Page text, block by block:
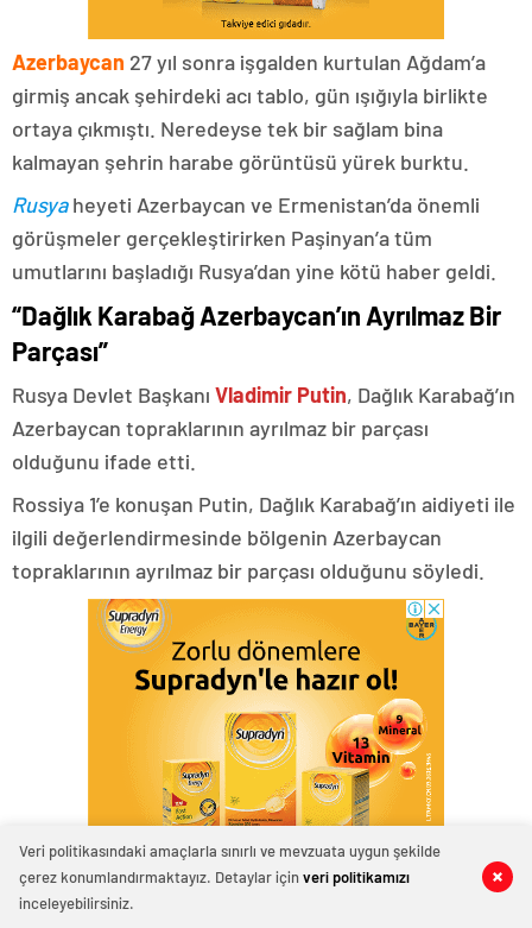
0 0
0 0
0 0
Azerbaycan 27 yıl sonra işgalden kurtulan Ağdam’a
girmiş ancak şehirdeki acı tablo, gün ışığıyla birlikte
ortaya çıkmıştı. Neredeyse tek bir sağlam bina
kalmayan şehrin harabe görüntüsü yürek burktu.
Rusyaheyeti Azerbaycan ve Ermenistan’da önemli
görüşmeler gerçekleştirirken Paşinyan’a tüm
umutlarını başladığı Rusya’dan yine kötü haber geldi.
“Dağlık Karabağ Azerbaycan’ın Ayrılmaz Bir
Parçası”
Rusya Devlet Başkanı Vladimir Putin, Dağlık Karabağ’ın
Azerbaycan topraklarının ayrılmaz bir parçası
olduğunu ifade etti.
Rossiya 1’e konuşan Putin, Dağlık Karabağ’ın aidiyeti ile
ilgili değerlendirmesinde bölgenin Azerbaycan
topraklarının ayrılmaz bir parçası olduğunu söyledi.
Veri politikasındaki amaçlarla sınırlı ve mevzuata uygun şekilde
çerez konumlandırmaktayız. Detaylar içinveri politikamızı
inceleyebilirsiniz.